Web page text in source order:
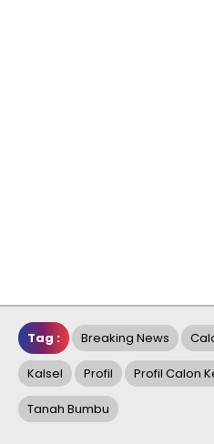
Tag : Breaking News
Kalsel Profil Profil Calon
Tanah Bumbu